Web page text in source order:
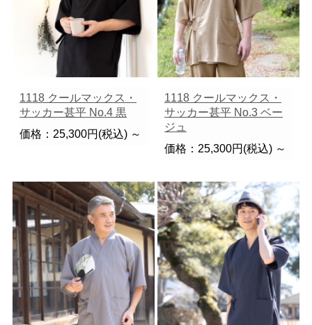
1118 クールマックス・
サッカー甚平 No.4 黒
価格：25,300円(税込) ～
1118 クールマックス・
サッカー甚平 No.3 ベー
ジュ
価格：25,300円(税込) ～